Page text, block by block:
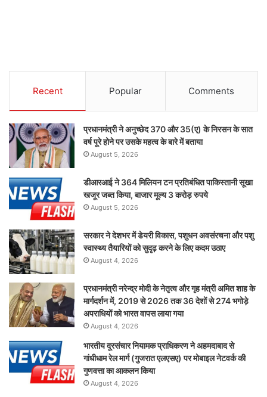
Recent Popular Comments
प्रधानमंत्री ने अनुच्छेद 370 और 35(ए) के निरसन के सात
वर्ष पूरे होने पर उसके महत्व के बारे में बताया
August 5, 2026
डीआरआई ने 364 मिलियन टन प्रतिबंधित पाकिस्तानी सूखा
खजूर जब्त किया, बाजार मूल्य 3 करोड़ रुपये
August 5, 2026
सरकार ने देशभर में डेयरी विकास, पशुधन अवसंरचना और पशु
स्वास्थ्य तैयारियों को सुदृढ़ करने के लिए कदम उठाए
August 4, 2026
प्रधानमंत्री नरेन्द्र मोदी के नेतृत्व और गृह मंत्री अमित शाह के
मार्गदर्शन में, 2019 से 2026 तक 36 देशों से 274 भगोड़े
अपराधियों को भारत वापस लाया गया
August 4, 2026
भारतीय दूरसंचार नियामक प्राधिकरण ने अहमदाबाद से
गांधीधाम रेल मार्ग (गुजरात एलएसए) पर मोबाइल नेटवर्क की
गुणवत्ता का आकलन किया
August 4, 2026